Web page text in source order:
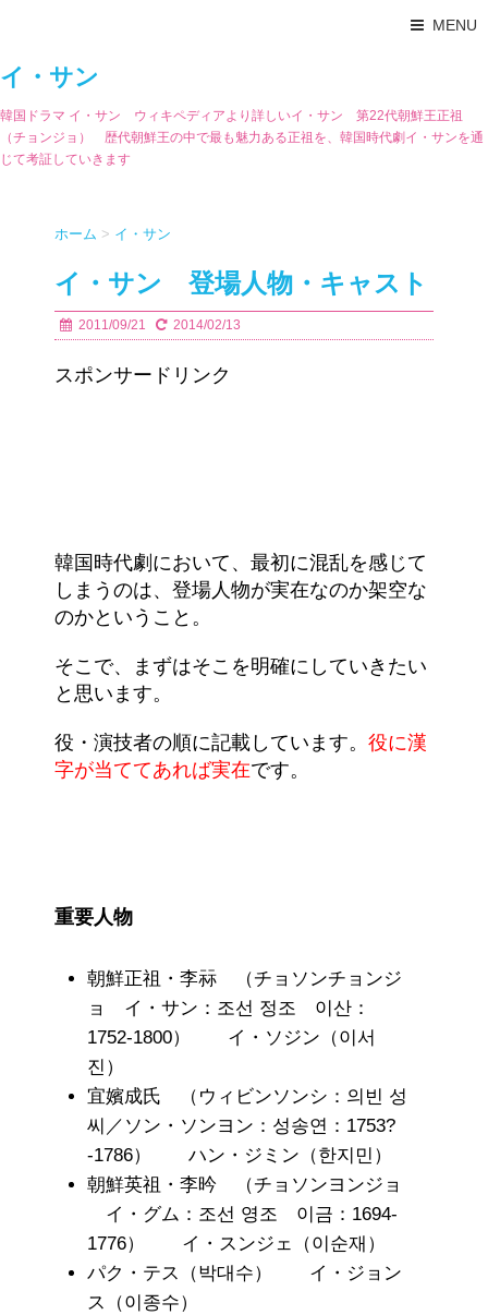
MENU
イ・サン
韓国ドラマ イ・サン ウィキペディアより詳しいイ・サン 第22代朝鮮王正祖
（チョンジョ） 歴代朝鮮王の中で最も魅力ある正祖を、韓国時代劇イ・サンを通
じて考証していきます
ホーム > イ・サン
イ・サン 登場人物・キャスト
2011/09/21 2014/02/13
スポンサードリンク
韓国時代劇において、最初に混乱を感じて
しまうのは、登場人物が実在なのか架空な
のかということ。
そこで、まずはそこを明確にしていきたい
と思います。
役・演技者の順に記載しています。 役に漢
字が当ててあれば実在です。
重要人物
朝鮮正祖・李祘 （チョソンチョンジ
ョ イ・サン：조선 정조 이산：
1752-1800） イ・ソジン（이서
진）
宜嬪成氏 （ウィビンソンシ：의빈 성
씨／ソン・ソンヨン：성송연：1753?
-1786） ハン・ジミン（한지민）
朝鮮英祖・李昑 （チョソンヨンジョ
イ・グム：조선 영조 이금：1694-
1776） イ・スンジェ（이순재）
パク・テス（박대수） イ・ジョン
ス（이종수）